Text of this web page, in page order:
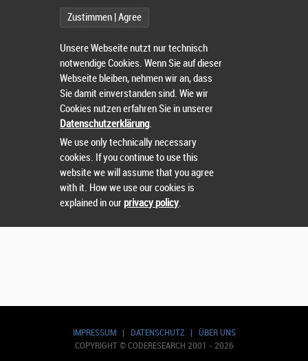
IMPRESSUM| DATENSCHUTZ| ÜBER UNS
COPYRIGHT © CODERESEARCH 2001 - 2026
Passwort:
NutzernameoderPasswortvergessen?
Sie können sich nicht einloggen? Kontaktieren Sie uns
unter:sts@runtix.com
Zustimmen | Agree
Unsere Webseite nutzt nur technisch
notwendige Cookies. Wenn Sie auf dieser
Webseite bleiben, nehmen wir an, dass
Sie damit einverstanden sind. Wie wir
Cookies nutzen erfahren Sie in unserer
Datenschutzerklärung.
We use only technically necessary
cookies. If you continue to use this
website we will assume that you agree
with it. How we use our cookies is
explained in ourprivacy policy.